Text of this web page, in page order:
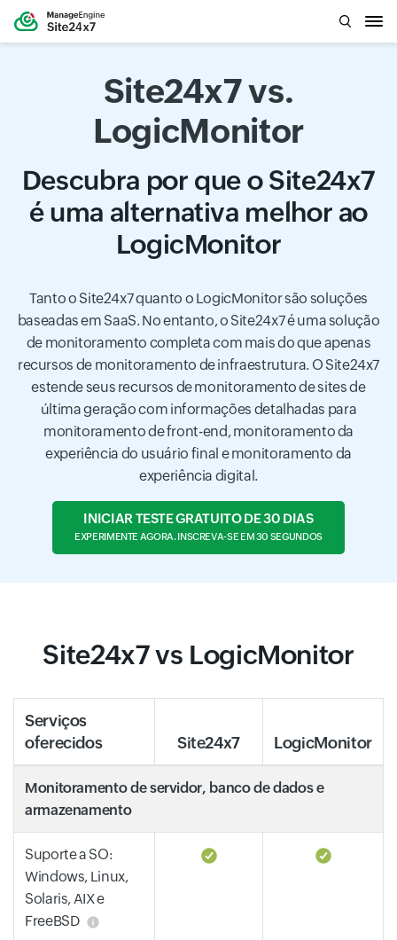
Site24x7 vs.
LogicMonitor
Descubra por que o Site24x7
é uma alternativa melhor ao
LogicMonitor
Tanto o Site24x7 quanto o LogicMonitor são soluções
baseadas em SaaS. No entanto, o Site24x7 é uma solução
de monitoramento completa com mais do que apenas
recursos de monitoramento de infraestrutura. O Site24x7
estende seus recursos de monitoramento de sites de
última geração com informações detalhadas para
monitoramento de front-end, monitoramento da
experiência do usuário final e monitoramento da
experiência digital.
INICIAR TESTE GRATUITO DE 30 DIAS
EXPERIMENTE AGORA. INSCREVA-SE EM 30 SEGUNDOS
Site24x7 vs LogicMonitor
Serviços
oferecidos
Site24x7 LogicMonitor
Monitoramento de servidor, banco de dados e
armazenamento
Suporte a SO:
Windows, Linux,
Solaris, AIX e
FreeBSD